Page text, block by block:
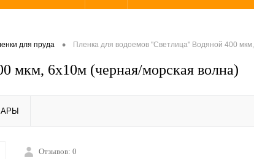
для пруда • Пленка для водоемов "Светлица" Водяной 400
мкм, 6х10м (черная/морская волна)
Отзывов: 0